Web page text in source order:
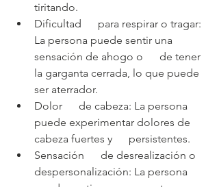
tiritando.
Dificultad      para respirar o tragar:
La persona puede sentir una
sensación de ahogo o      de tener
la garganta cerrada, lo que puede
ser aterrador.
Dolor      de cabeza: La persona
puede experimentar dolores de
cabeza fuertes y      persistentes.
Sensación      de desrealización o
despersonalización: La persona